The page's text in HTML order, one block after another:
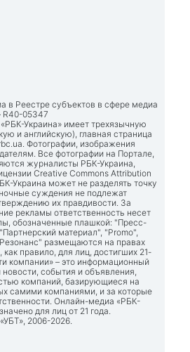
в Реестре субъектов в сфере медиа
05347
Украина» имеет трехязычную
и английскую), главная страница
. Фотографии, изображения
Все фотографии на Портале,
журналисты РБК-Украина,
Creative Commons Attribution
Украина может не разделять точку
суждения не подлежат
их правдивости. За
рекламы ответственность несет
обозначенные плашкой: "Пресс-
материал", "Promo",
размещаются на правах
правило, для лиц, достигших 21-
компании» – это информационный
события и объявления,
компаний, базирующиеся на
самими компаниями, и за которые
Онлайн-медиа «РБК-
для лиц от 21 года.
2006-2026.